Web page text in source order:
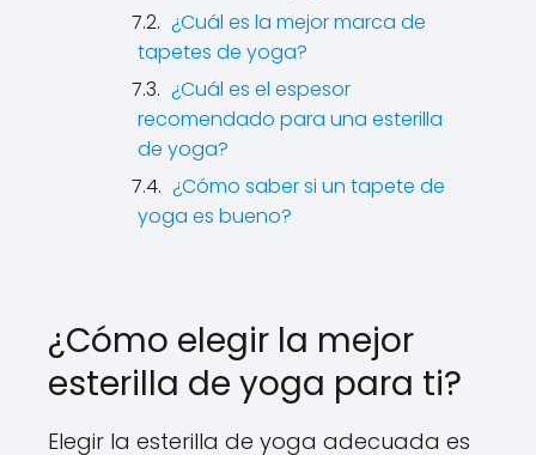
¿Cuál es la mejor marca de
tapetes de yoga?
¿Cuál es el espesor
recomendado para una esterilla
de yoga?
¿Cómo saber si un tapete de
yoga es bueno?
¿Cómo elegir la mejor
esterilla de yoga para ti?
Elegir la esterilla de yoga adecuada es